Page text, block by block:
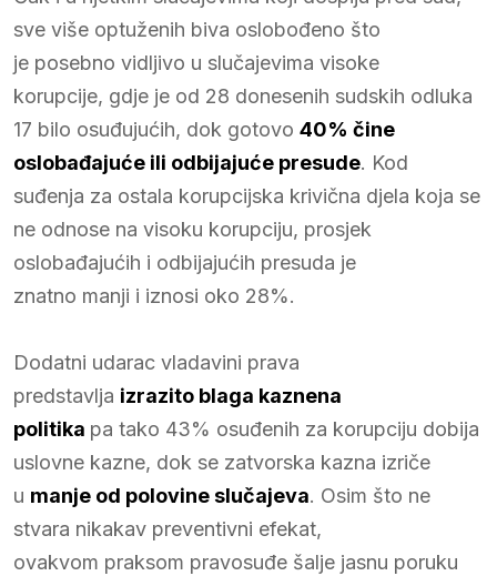
sve više optuženih biva oslobođeno što
je posebno vidljivo u slučajevima visoke
korupcije, gdje je od 28 donesenih sudskih odluka
17 bilo osuđujućih, dok gotovo 40% čine
oslobađajuće ili odbijajuće presude. Kod
suđenja za ostala korupcijska krivična djela koja se
ne odnose na visoku korupciju, prosjek
oslobađajućih i odbijajućih presuda je
znatno manji i iznosi oko 28%.
Dodatni udarac vladavini prava
predstavlja izrazito blaga kaznena
politika pa tako 43% osuđenih za korupciju dobija
uslovne kazne, dok se zatvorska kazna izriče
u manje od polovine slučajeva. Osim što ne
stvara nikakav preventivni efekat,
ovakvom praksom pravosuđe šalje jasnu poruku